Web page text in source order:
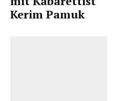
Kerim Pamuk